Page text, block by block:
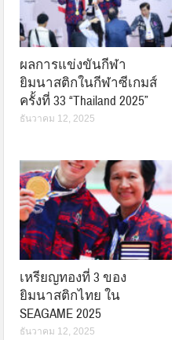
ผลการแข่งขันกีฬา
ยิมนาสติกในกีฬาซีเกมส์
ครั้งที่ 33 “Thailand 2025”
ธันวาคม 12, 2025
เหรียญทองที่ 3 ของ
ยิมนาสติกไทย ใน
SEAGAME 2025
ธันวาคม 12, 2025